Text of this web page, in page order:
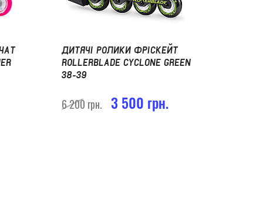
ДИТЯЧІ РОЛИКИ ФРІСКЕЙТ
ROLLERBLADE CYCLONE GREEN
38-39
6 200 грн. 3 500 грн.